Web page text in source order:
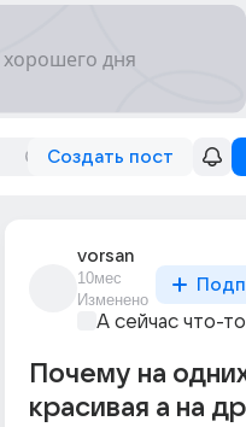
Создать пост
vorsan
10мес
Изменено
А сейчас что-
Почему на
красивая а на